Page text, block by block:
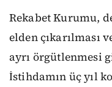
Rekabet Kurumu,
elden çıkarılması
ayrı örgütlenmesi
İstihdamın üç yıl